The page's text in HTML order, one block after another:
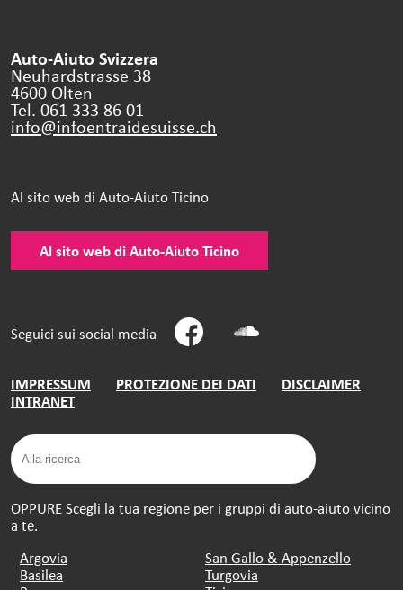
Auto-Aiuto Svizzera
Neuhardstrasse 38
4600 Olten
Tel. 061 333 86 01
info@infoentraidesuisse.ch
Al sito web di Auto-Aiuto Ticino
Al sito web di Auto-Aiuto Ticino
Seguici sui social media
IMPRESSUM PROTEZIONE DEI DATI
DISCLAIMER
INTRANET
OPPURE Scegli la tua regione per i gruppi di auto-aiuto vicino
a te.
Argovia
Basilea
San Gallo & Appenzello
Turgovia